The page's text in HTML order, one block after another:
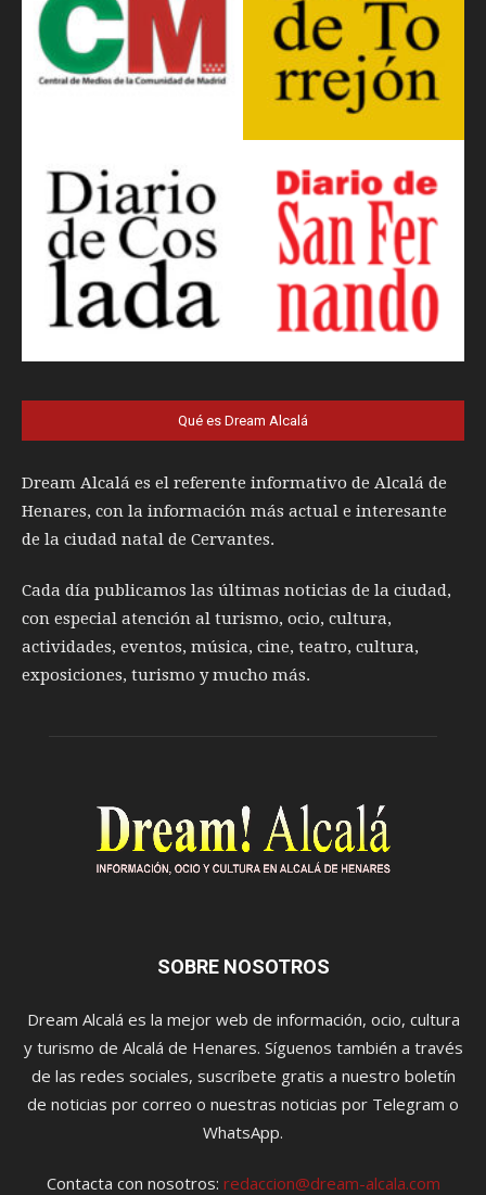
Qué es Dream Alcalá
Dream Alcalá es el referente informativo de Alcalá de
Henares, con la información más actual e interesante
de la ciudad natal de Cervantes.
Cada día publicamos las últimas noticias de la ciudad,
con especial atención al turismo, ocio, cultura,
actividades, eventos, música, cine, teatro, cultura,
exposiciones, turismo y mucho más.
SOBRE NOSOTROS
Dream Alcalá es la mejor web de información, ocio, cultura
y turismo de Alcalá de Henares. Síguenos también a través
de las redes sociales, suscríbete gratis a nuestro boletín
de noticias por correo o nuestras noticias por Telegram o
WhatsApp.
Contacta con nosotros: redaccion@dream-alcala.com